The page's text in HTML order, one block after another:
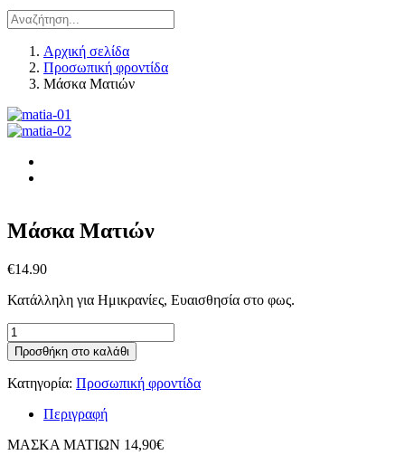
Αρχική σελίδα
Προσωπική φροντίδα
Μάσκα Ματιών
Post
navigation
Μάσκα Ματιών
€14.90
Κατάλληλη για Ημικρανίες, Ευαισθησία στο φως.
Μάσκα
Ματιών
ποσότητα
Προσθήκη στο καλάθι
Κατηγορία: Προσωπική φροντίδα
Περιγραφή
ΜΑΣΚΑ ΜΑΤΙΩΝ 14,90€